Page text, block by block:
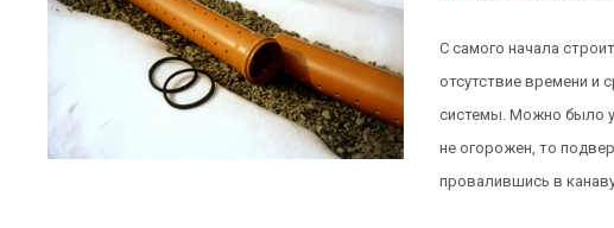
С самого начала
отсутствие времени и
системы. Можно было
не огорожен, то
провалившись в